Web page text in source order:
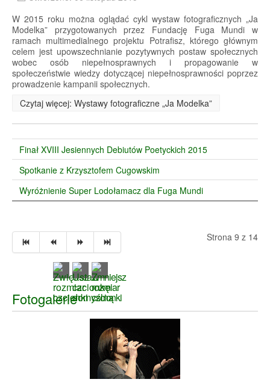
W 2015 roku można oglądać cykl wystaw fotograficznych „Ja
Modelka” przygotowanych przez Fundację Fuga Mundi w
ramach multimedialnego projektu Potrafisz, którego głównym
celem jest upowszechnianie pozytywnych postaw społecznych
wobec osób niepełnosprawnych i propagowanie w
społeczeństwie wiedzy dotyczącej niepełnosprawności poprzez
prowadzenie kampanii społecznych.
Czytaj więcej: Wystawy fotograficzne „Ja Modelka”
Finał XVIII Jesiennych Debiutów Poetyckich 2015
Spotkanie z Krzysztofem Cugowskim
Wyróżnienie Super Lodołamacz dla Fuga Mundi
Strona 9 z 14
Fotogalerie